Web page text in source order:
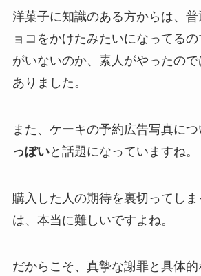
洋菓子に知識のある方からは、
ョコをかけたみたいになってる
がいないのか、素人がやったの
ありました。
また、ケーキの予約広告写真につ
っぽいと話題になっていますね。
購入した人の期待を裏切ってし
は、本当に難しいですよね。
だからこそ、真摯な謝罪と具体